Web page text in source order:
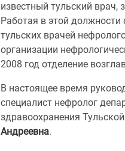
известный тульский
Работая в этой должности
тульских врачей
организации
2008 год отделение
В настоящее время
специалист нефролог
здравоохранения
Андреевна.